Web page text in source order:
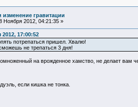
гравитации
Ноября 2012, 04:21:35 »
2012, 17:00:52
потрепаться пришел. Хвалю!
не трепаться 3 дня!
на врожденное хамство, не делает вам
если кишка не тонка.